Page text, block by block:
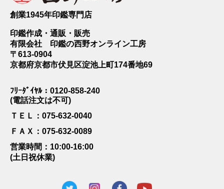
創業1945年印鑑専門店
印鑑作成・通販・販売
有限会社 印鑑の西野オンライン工房
〒613-0904
京都府京都市伏見区淀池上町174番地69
ﾌﾘｰﾀﾞｲﾔﾙ：0120-858-240
(電話注文は不可)
ＴＥＬ：075-632-0040
ＦＡＸ：075-632-0089
営業時間：10:00-16:00
(土日祝休業)